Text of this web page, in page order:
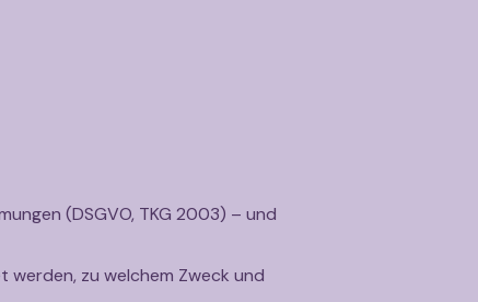
(DSGVO, TKG 2003) – und
zu welchem Zweck und